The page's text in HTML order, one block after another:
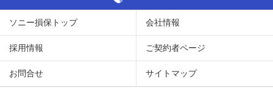
ソニー損保トップ 会社情報
採用情報 ご契約者ページ
お問合せ サイトマップ